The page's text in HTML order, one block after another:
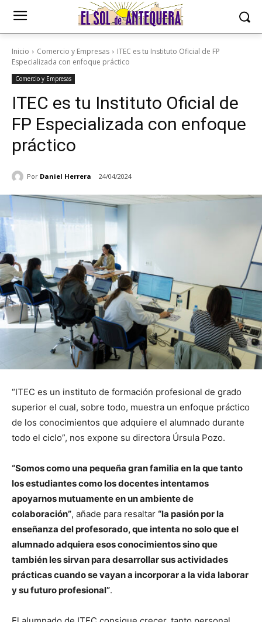
Inicio Comercio y Empresas
ITEC es tu Instituto Oficial de FP
Especializada con enfoque práctico
Comercio y Empresas
ITEC es tu Instituto Oficial de
FP Especializada con enfoque
práctico
Por Daniel Herrera 24/04/2024
“ITEC es un instituto de formación profesional de grado
superior el cual, sobre todo, muestra un enfoque práctico
de los conocimientos que adquiere el alumnado durante
todo el ciclo”, nos expone su directora Úrsula Pozo.
“Somos como una pequeña gran familia en la que tanto
los estudiantes como los docentes intentamos
apoyarnos mutuamente en un ambiente de
colaboración”, añade para resaltar “la pasión por la
enseñanza del profesorado, que intenta no solo que el
alumnado adquiera esos conocimientos sino que
también les sirvan para desarrollar sus actividades
prácticas cuando se vayan a incorporar a la vida laborar
y su futuro profesional”.